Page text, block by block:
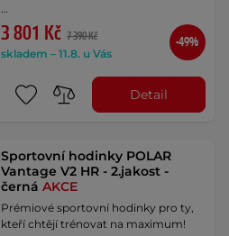
…
3 801 Kč 7 390 Kč
skladem – 11.8. u Vás
-49%
Detail
Sportovní hodinky POLAR
Vantage V2 HR - 2.jakost -
černáAKCE
Prémiové sportovní hodinky pro ty,
kteří chtějí trénovat na maximum!